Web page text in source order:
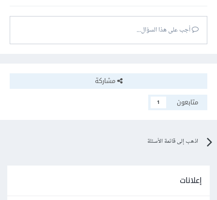
أجب على هذا السؤال...
مشاركة
متابعون
1
اذهب إلى قائمة الأسئلة
إعلانات